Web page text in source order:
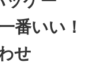
番いい！
せ